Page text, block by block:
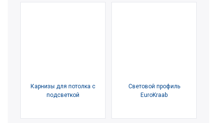
Карнизы для потолка с
подсветкой
Световой профиль
EuroKraab